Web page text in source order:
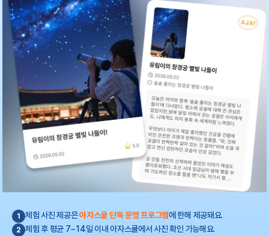
1 체험 사진 제공은아자스쿨 단독 운영 프로그램에 한해 제공돼요.
2 체험 후 평균 7~14일 이내 아자스쿨에서 사진 확인 가능해요.